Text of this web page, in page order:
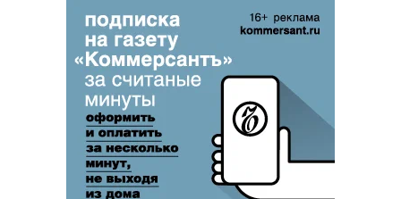
Реклама в «Ъ» www.kommersant.ru/ad